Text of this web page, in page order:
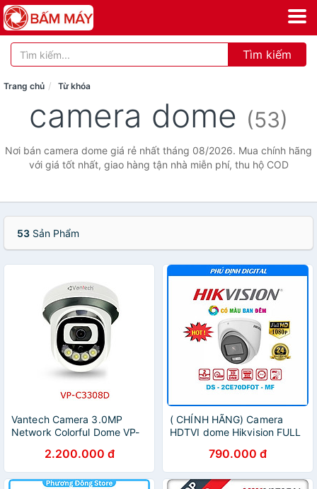
Tìm kiếm
Trang chủ Từ khóa
camera dome (53)
Nơi bán camera dome giá rẻ nhất tháng 08/2026. Mua chính hãng
với giá tốt nhất, giao hàng tận nhà miễn phí, thu hộ COD
53 Sản Phẩm
Vantech Camera 3.0MP
Network Colorful Dome VP-
2.200.000 đ
( CHÍNH HÃNG) Camera
HDTVI dome Hikvision FULL
2CE70DF0T-MF - Hàng
Chính Hãng
790.000 đ